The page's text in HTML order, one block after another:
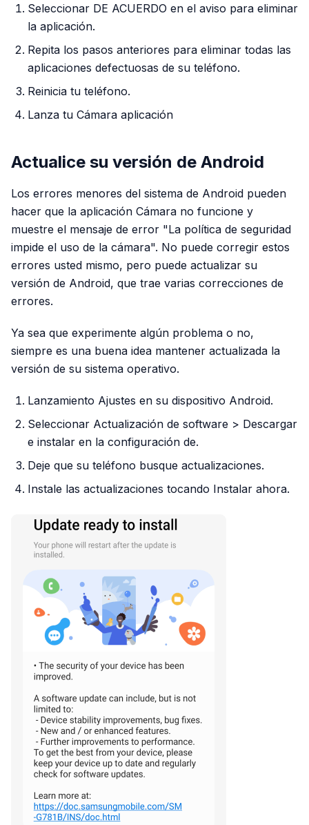
Seleccionar DE ACUERDO en el aviso para eliminar
la aplicación.
Repita los pasos anteriores para eliminar todas las
aplicaciones defectuosas de su teléfono.
Reinicia tu teléfono.
Lanza tu Cámara aplicación
Actualice su versión de Android
Los errores menores del sistema de Android pueden
hacer que la aplicación Cámara no funcione y
muestre el mensaje de error "La política de seguridad
impide el uso de la cámara". No puede corregir estos
errores usted mismo, pero puede actualizar su
versión de Android, que trae varias correcciones de
errores.
Ya sea que experimente algún problema o no,
siempre es una buena idea mantener actualizada la
versión de su sistema operativo.
Lanzamiento Ajustes en su dispositivo Android.
Seleccionar Actualización de software > Descargar
e instalar en la configuración de.
Deje que su teléfono busque actualizaciones.
Instale las actualizaciones tocando Instalar ahora.